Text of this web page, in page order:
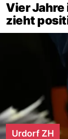
Vier
zieht
Urdorf ZH